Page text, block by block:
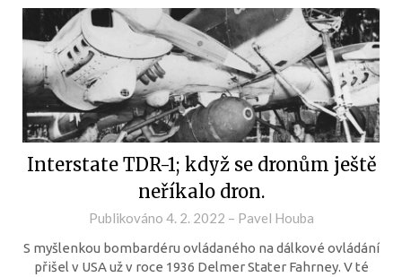
Interstate TDR-1; když se dronům ještě
neříkalo dron.
Publikováno 4. 2. 2022 – Pavel Houba
S myšlenkou bombardéru ovládaného na dálkové ovládání
přišel v USA už v roce 1936 Delmer Stater Fahrney. V té